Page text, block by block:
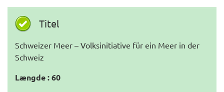
Titel
Schweizer Meer – Volksinitiative für ein Meer in der
Schweiz
Længde : 60